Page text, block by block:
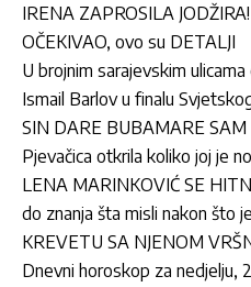
IRENA ZAPROSILA
OČEKIVAO, ovo su DETALJI
U brojnim sarajevskim
Ismail Barlov u finalu
SIN DARE BUBAMARE SAM
Pjevačica otkrila koliko joj je
LENA MARINKOVIĆ SE
do znanja šta misli nakon što
KREVETU SA NJENOM
Dnevni horoskop za nedjelju,